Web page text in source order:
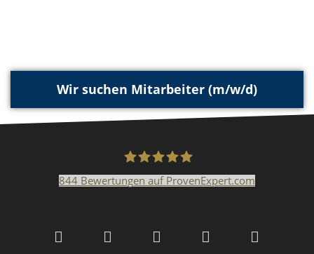
Wir suchen Mitarbeiter (m/w/d)
GmbH & Co.KG
844 Bewertungen auf ProvenExpert.com